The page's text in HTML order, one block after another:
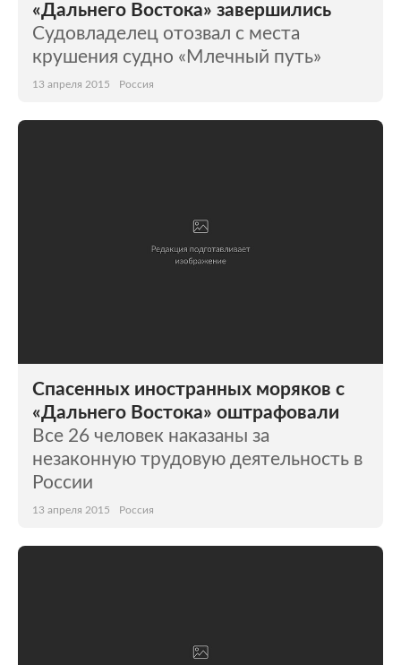
«Дальнего Востока» завершились
Судовладелец отозвал с места
крушения судно «Млечный путь»
13 апреля 2015 Россия
Спасенных иностранных моряков с
«Дальнего Востока» оштрафовали
Все 26 человек наказаны за
незаконную трудовую деятельность в
России
13 апреля 2015 Россия